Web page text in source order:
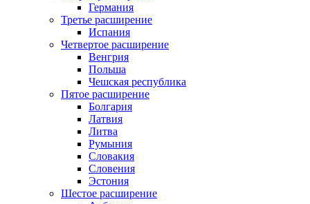
Германия
Третье расширение
Испания
Четвертое расширение
Венгрия
Польша
Чешская республика
Пятое расширение
Болгария
Латвия
Литва
Румыния
Словакия
Словения
Эстония
Шестое расширение